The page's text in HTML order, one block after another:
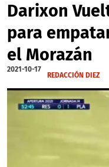
Darixon
para
el Morazán
2021-10-17
REDACCIÓN DIEZ